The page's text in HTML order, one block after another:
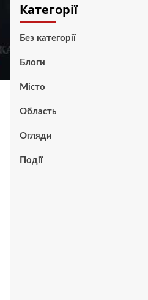
Категорії
Без категорії
Блоги
Місто
Область
Огляди
Події